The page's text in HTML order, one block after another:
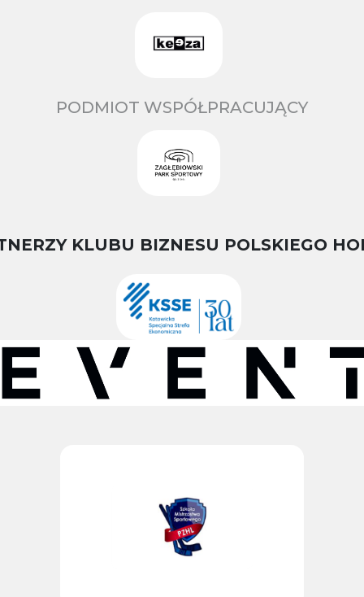
PODMIOT WSPÓŁPRACUJĄCY
KLUBU BIZNESU POLSKIEGO